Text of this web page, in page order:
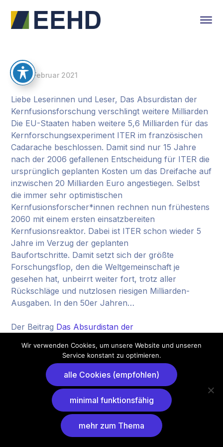
23. Februar 2021
Liebe Leserinnen und Leser, Das Absurdistan der
Kernfusionsforschung verschlingt weitere Milliarden
Die EU-Staaten haben weitere 5,6 Milliarden für das
Kernforschungsexperiment ITER im französischen
Cadarache beschlossen. Damit sind nur 15 Jahre
nach der 2006 gefallenen Entscheidung für ITER die
ursprünglich geplanten Kosten um das Dreifache auf
inzwischen 20 Milliarden Euro angestiegen. Selbst
die immer sehr optimistischen
Kernfusionsforscher*innen rechnen nun frühestens
2060 mit einem ersten einsatzbereiten
Kernfusionsreaktor. Dabei ist ITER schon wieder 5
Jahre im Verzug der geplanten
Baufortschritte. Damit setzt sich der größte
Forschungsflop, den die Weltgemeinschaft je
gesehen hat, unbeirrt weiter fort, trotz aller
Rückschläge und nutzlosen riesigen Milliarden-
Ausgaben. In den 50er Jahren…
Der Beitrag Das Absurdistan der
erschien zuerst aufHans-Josef Fell.
Wir verwenden Cookies, um unsere Website und unseren
Service konstant zu optimieren.
alle Cookies (empfohlen)
minimal funktionsfähig
mehr zum Thema